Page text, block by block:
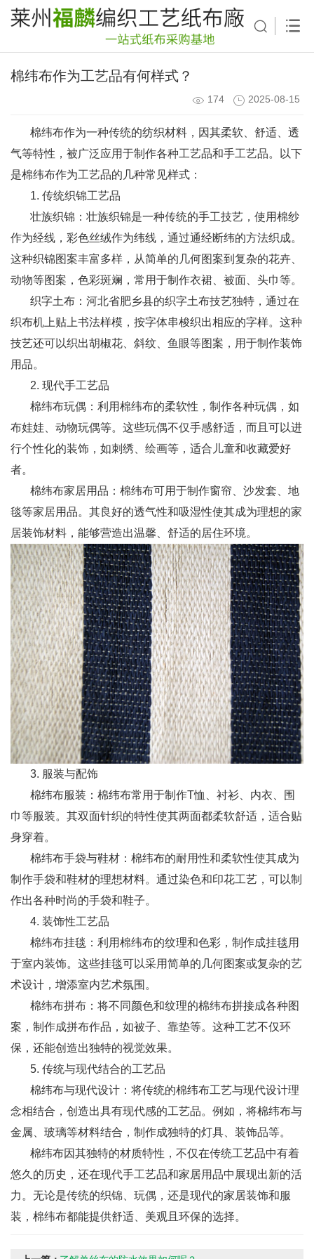
棉纬布作为工艺品有何样式？
174 2025-08-15
棉纬布作为一种传统的纺织材料，因其柔软、舒适、透
气等特性，被广泛应用于制作各种工艺品和手工艺品。以下
是棉纬布作为工艺品的几种常见样式：
1. 传统织锦工艺品
壮族织锦：壮族织锦是一种传统的手工技艺，使用棉纱
作为经线，彩色丝绒作为纬线，通过通经断纬的方法织成。
这种织锦图案丰富多样，从简单的几何图案到复杂的花卉、
动物等图案，色彩斑斓，常用于制作衣裙、被面、头巾等。
织字土布：河北省肥乡县的织字土布技艺独特，通过在
织布机上贴上书法样模，按字体串梭织出相应的字样。这种
技艺还可以织出胡椒花、斜纹、鱼眼等图案，用于制作装饰
用品。
2. 现代手工艺品
棉纬布玩偶：利用棉纬布的柔软性，制作各种玩偶，如
布娃娃、动物玩偶等。这些玩偶不仅手感舒适，而且可以进
行个性化的装饰，如刺绣、绘画等，适合儿童和收藏爱好
者。
棉纬布家居用品：棉纬布可用于制作窗帘、沙发套、地
毯等家居用品。其良好的透气性和吸湿性使其成为理想的家
居装饰材料，能够营造出温馨、舒适的居住环境。
3. 服装与配饰
棉纬布服装：棉纬布常用于制作T恤、衬衫、内衣、围
巾等服装。其双面针织的特性使其两面都柔软舒适，适合贴
身穿着。
棉纬布手袋与鞋材：棉纬布的耐用性和柔软性使其成为
制作手袋和鞋材的理想材料。通过染色和印花工艺，可以制
作出各种时尚的手袋和鞋子。
4. 装饰性工艺品
棉纬布挂毯：利用棉纬布的纹理和色彩，制作成挂毯用
于室内装饰。这些挂毯可以采用简单的几何图案或复杂的艺
术设计，增添室内艺术氛围。
棉纬布拼布：将不同颜色和纹理的棉纬布拼接成各种图
案，制作成拼布作品，如被子、靠垫等。这种工艺不仅环
保，还能创造出独特的视觉效果。
5. 传统与现代结合的工艺品
棉纬布与现代设计：将传统的棉纬布工艺与现代设计理
念相结合，创造出具有现代感的工艺品。例如，将棉纬布与
金属、玻璃等材料结合，制作成独特的灯具、装饰品等。
棉纬布因其独特的材质特性，不仅在传统工艺品中有着
悠久的历史，还在现代手工艺品和家居用品中展现出新的活
力。无论是传统的织锦、玩偶，还是现代的家居装饰和服
装，棉纬布都能提供舒适、美观且环保的选择。